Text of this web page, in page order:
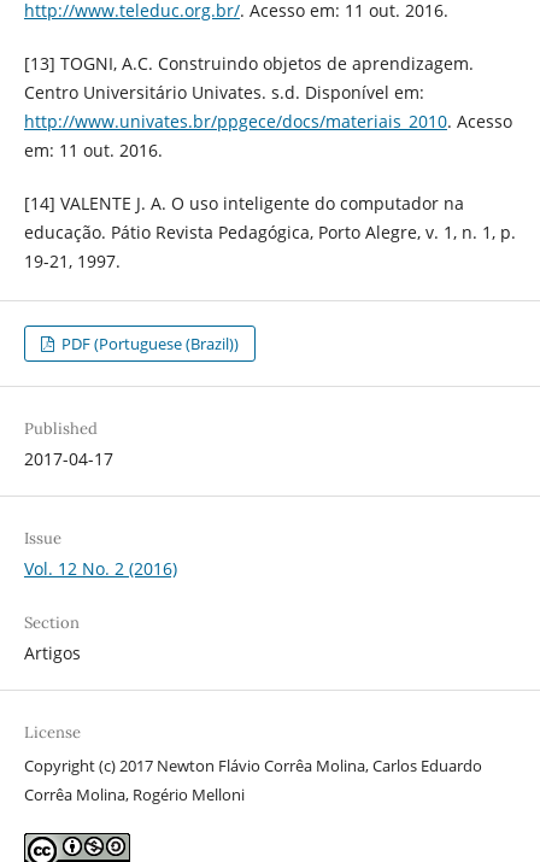
http://www.teleduc.org.br/. Acesso em: 11 out. 2016.
[13] TOGNI, A.C. Construindo objetos de aprendizagem.
Centro Universitário Univates. s.d. Disponível em:
http://www.univates.br/ppgece/docs/materiais_2010. Acesso
em: 11 out. 2016.
[14] VALENTE J. A. O uso inteligente do computador na
educação. Pátio Revista Pedagógica, Porto Alegre, v. 1, n. 1, p.
19-21, 1997.
PDF (Portuguese (Brazil))
Published
2017-04-17
Issue
Vol. 12 No. 2 (2016)
Section
Artigos
License
Copyright (c) 2017 Newton Flávio Corrêa Molina, Carlos Eduardo
Corrêa Molina, Rogério Melloni